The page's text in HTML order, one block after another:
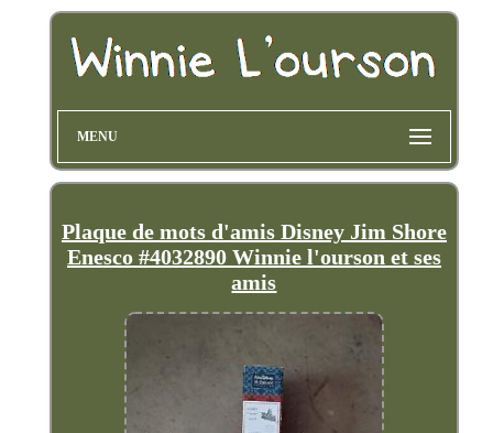
MENU
Plaque de mots d'amis Disney Jim Shore
Enesco #4032890 Winnie l'ourson et ses
amis